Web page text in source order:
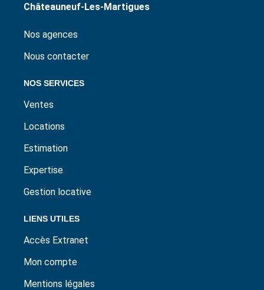
Châteauneuf-Les-Martigues
Nos agences
Nous contacter
NOS SERVICES
Ventes
Locations
Estimation
Expertise
Gestion locative
LIENS UTILES
Accès Extranet
Mon compte
Mentions légales